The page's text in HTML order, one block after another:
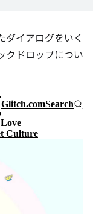
ダイアログをいく
クドロップについ